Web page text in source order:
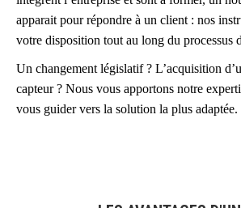
apparait pour répondre à un client : nos
votre disposition tout au long du processus
Un changement législatif ? L’acquisition
capteur ? Nous vous apportons notre
vous guider vers la solution la plus adaptée.